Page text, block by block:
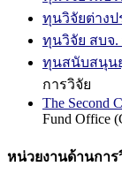
ทุนวิจัยต่างป
ทุนวิจัย สบจ.
ทุนสนับสนุน
การวิจัย
The Second
Fund Office
หน่วยงานด้านการ